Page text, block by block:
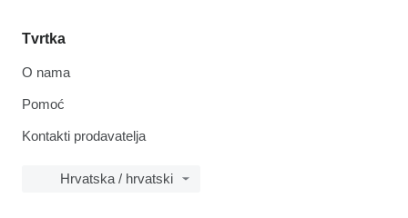
Tvrtka
O nama
Pomoć
Kontakti prodavatelja
Hrvatska / hrvatski